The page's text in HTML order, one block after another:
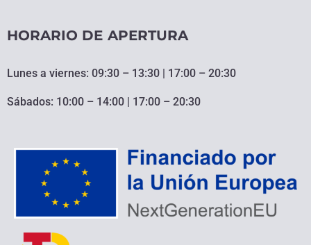
HORARIO DE APERTURA
Lunes a viernes: 09:30 – 13:30 | 17:00 – 20:30
Sábados: 10:00 – 14:00 | 17:00 – 20:30